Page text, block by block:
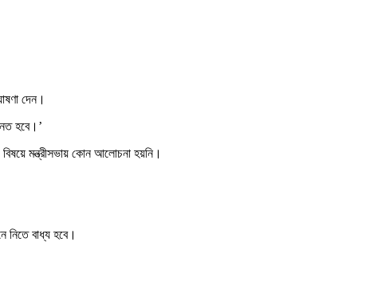
দেন।
হবে।’
মন্ত্রীসভায় কোন আলোচনা হয়নি।
নিতে বাধ্য হবে।